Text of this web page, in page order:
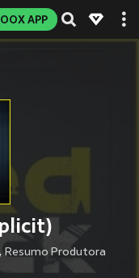
APP
, Resumo Produtora